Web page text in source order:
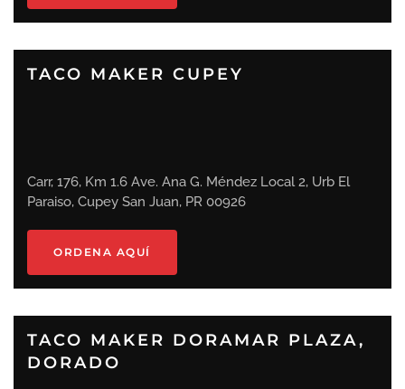
TACO MAKER CUPEY
Carr, 176, Km 1.6 Ave. Ana G. Méndez Local 2, Urb El
Paraiso, Cupey San Juan, PR 00926
ORDENA AQUÍ
TACO MAKER DORAMAR PLAZA,
DORADO